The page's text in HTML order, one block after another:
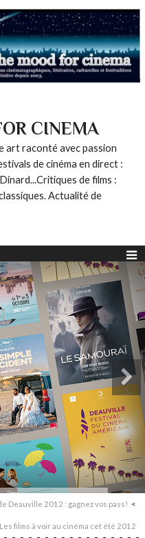
CINEMA
art raconté avec passion
de cinéma en direct :
de films :
Actualité de
Deauville 2012 : gagnez vos pass!
Les films à voir au cinéma cet été 2012